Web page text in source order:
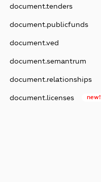
document.tenders
document.publicfunds
document.ved
document.semantrum
document.relationships
document.licenses new!